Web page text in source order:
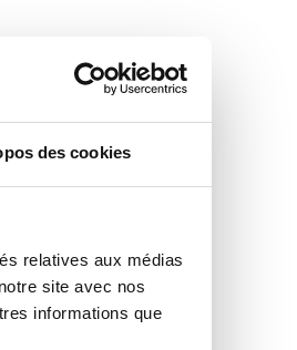
des cookies
relatives aux médias
site avec nos
informations que